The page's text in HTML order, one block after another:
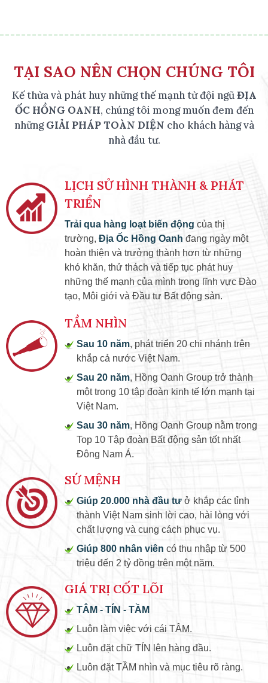
TẠI SAO NÊN CHỌN CHÚNG TÔI
Kế thừa và phát huy những thế mạnh từ đội ngũĐỊA
ỐC HỒNG OANH, chúng tôi mong muốn đem đến
nhữngGIẢI PHÁP TOÀN DIỆN cho khách hàng và
nhà đầu tư.
LỊCH SỬ HÌNH THÀNH & PHÁT
TRIỂN
Trải qua hàng loạt biến động của thị
trường, Địa Ốc Hồng Oanh đang ngày một
hoàn thiện và trưởng thành hơn từ những
khó khăn, thử thách và tiếp tục phát huy
những thế mạnh của mình trong lĩnh vực Đào
tạo, Môi giới và Đầu tư Bất động sản.
TẦM NHÌN
Sau 10 năm, phát triển 20 chi nhánh trên
khắp cả nước Việt Nam.
Sau 20 năm, Hồng Oanh Group trở thành
một trong 10 tập đoàn kinh tế lớn mạnh tại
Việt Nam.
Sau 30 năm, Hồng Oanh Group nằm trong
Top 10 Tập đoàn Bất động sản tốt nhất
Đông Nam Á.
SỨ MỆNH
Giúp 20.000 nhà đầu tư ở khắp các tỉnh
thành Việt Nam sinh lời cao, hài lòng với
chất lượng và cung cách phục vụ.
Giúp 800 nhân viên có thu nhập từ 500
triệu đến 2 tỷ đồng trên một năm.
GIÁ TRỊ CỐT LÕI
TÂM - TÍN - TẦM
Luôn làm việc với cái TÂM.
Luôn đặt chữ TÍN lên hàng đầu.
Luôn đặt TẦM nhìn và mục tiêu rõ ràng.